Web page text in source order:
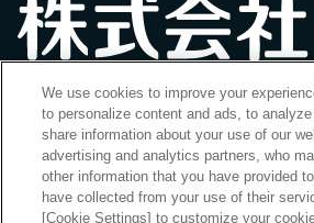
お問い合わせサイトマップ個人情報保護に
アクセシビリティへの対応方針
ご利用規約
Cookie Settings
We use cookies to improve your
to personalize content and ads, to
share information about your use of our
advertising and analytics partners, who
other information that you have provided
have collected from your use of their
[Cookie Settings] to customize your